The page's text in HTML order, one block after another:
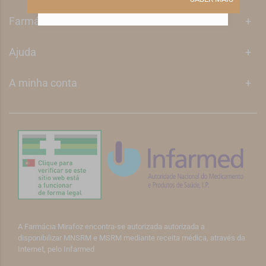
Farmácia Mirafoz +
Ajuda +
A minha conta +
A Farmácia Mirafoz encontra-se autorizada autorizada a
disponibilizar MNSRM e MSRM mediante receita médica, através da
Internet, pelo Infarmed